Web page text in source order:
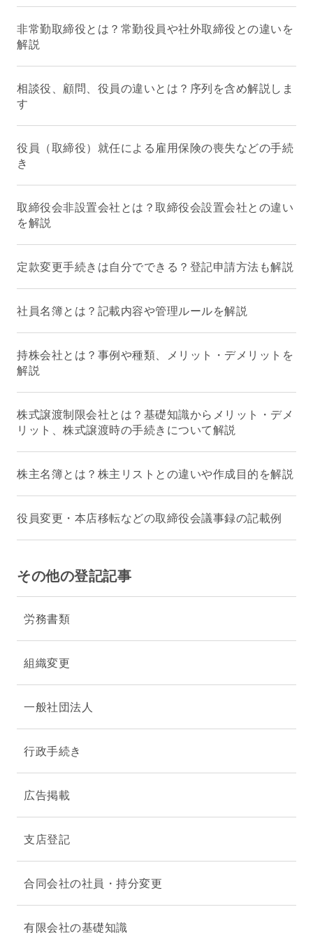
非常勤取締役とは？常勤役員や社外取締役との違いを
解説
相談役、顧問、役員の違いとは？序列を含め解説しま
す
役員（取締役）就任による雇用保険の喪失などの手続
き
取締役会非設置会社とは？取締役会設置会社との違い
を解説
定款変更手続きは自分でできる？登記申請方法も解説
社員名簿とは？記載内容や管理ルールを解説
持株会社とは？事例や種類、メリット・デメリットを
解説
株式譲渡制限会社とは？基礎知識からメリット・デメ
リット、株式譲渡時の手続きについて解説
株主名簿とは？株主リストとの違いや作成目的を解説
役員変更・本店移転などの取締役会議事録の記載例
その他の登記記事
労務書類
組織変更
一般社団法人
行政手続き
広告掲載
支店登記
合同会社の社員・持分変更
有限会社の基礎知識